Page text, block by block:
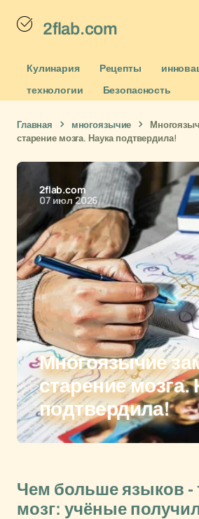
2flab.com
Кулинария Рецепты
технологии
Безопасность
Главная многоязычие
старение мозга. Наука подтвердила!
2flab.com
07 июл 2026
Многоязычие
старение мозга.
подтвердила!
Чем больше языков -
мозг: учёные